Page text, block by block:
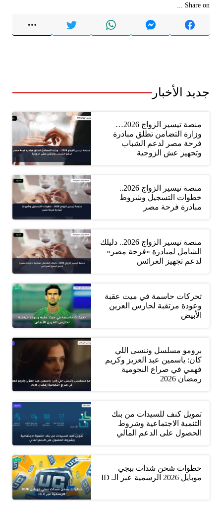
Share on ...
جديد الأخبار
منصة تيسير الزواج 2026…
وزارة التضامن تطلق مبادرة
فرحة مصر لدعم الشباب
وتجهيز عش الزوجية
منصة تيسير الزواج 2026..
خطوات التسجيل وشروط
مبادرة فرحة مصر
منصة تيسير الزواج 2026.. دليلك
الشامل لمبادرة «فرحة مصر»
لدعم تجهيز العرائس
تحركات حاسمة في ميت عقبة
وعودة مرتقبة لحارس العرين
الأبيض
برومو مسلسل وننسى اللي
كان: ياسمين عبد العزيز وكريم
فهمي في صراع النجومية
رمضان 2026
تمويل كنف للسيدات من بنك
التنمية الاجتماعية وشروط
الحصول على الدعم المالي
خطوات شحن شدات ببجي
موبايل 2026 الرسمية عبر الـ ID